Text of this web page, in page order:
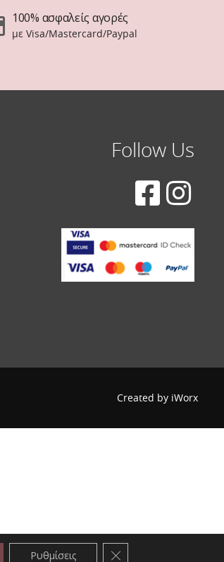
100% ασφαλείς αγορές
με Visa/Mastercard/Paypal
Follow Us
Created by iWorx
Ρυθμίσεις Κλείσιμο του Cookie